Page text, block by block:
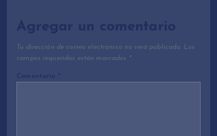
Agregar un comentario
Tu dirección de correo electrónico no será publicada. Los
campos requeridos están marcados *
Comentario *